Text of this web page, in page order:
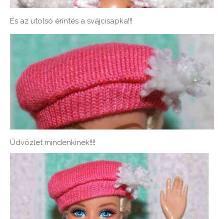
És az utolsó érintés a svájcisapka!!!
Üdvözlet mindenkinek!!!!